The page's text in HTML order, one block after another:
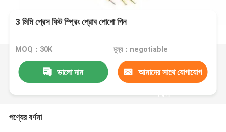
3 মিমি প্রেস ফিট স্প্রিং প্রোব পোগো পিন
MOQ：30K মূল্য：negotiable
ভালো দাম আমাদের সাথে যোগাযোগ
করুন
পণ্যের বর্ণনা